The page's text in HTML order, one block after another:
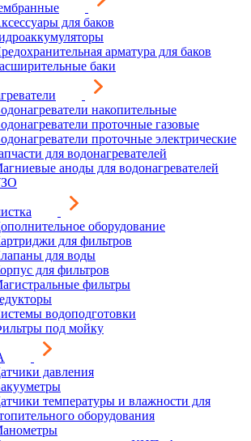
для баков
арматура для баков
баки
накопительные
проточные газовые
проточные электрические
для водонагревателей
аноды для водонагревателей
оборудование
для фильтров
для воды
для фильтров
фильтры
водоподготовки
под мойку
давления
температуры и влажности для
оборудования